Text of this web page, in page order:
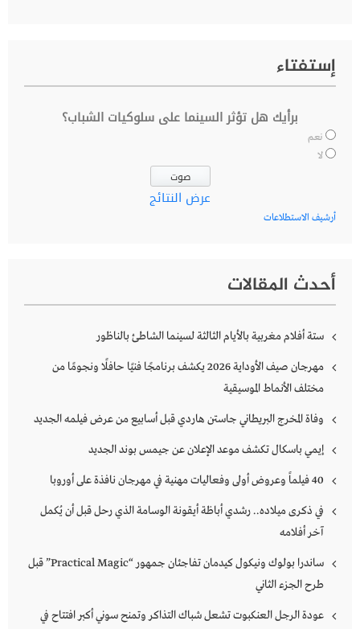
إستفتاء
برأيك هل تؤثر السينما على سلوكيات الشباب؟
نعم
لا
عرض النتائج
أرشيف الاستطلاعات
أحدث المقالات
ستة أفلام مغربية بالأيام الثالثة لسينما الشاطئ بالناظور
مهرجان صيف الأوداية 2026 يكشف برنامجًا فنيًا حافلًا ونجومًا من
مختلف الأنماط الموسيقية
وفاة المخرج البريطاني جاستن هاردي قبل أسابيع من عرض فيلمه الجديد
إيمي باسكال تكشف موعد الإعلان عن جيمس بوند الجديد
40 فيلماً وعروض أولى وفعاليات مهنية في مهرجان نافذة على أوروبا
في ذكرى ميلاده.. رشدي أباظة أيقونة الوسامة الذي رحل قبل أن يُكمل
آخر أفلامه
ساندرا بولوك ونيكول كيدمان تفاجئان جمهور “Practical Magic” قبل
طرح الجزء الثاني
عودة الرجل العنكبوت تشعل شباك التذاكر وتمنح سوني أكبر افتتاح في